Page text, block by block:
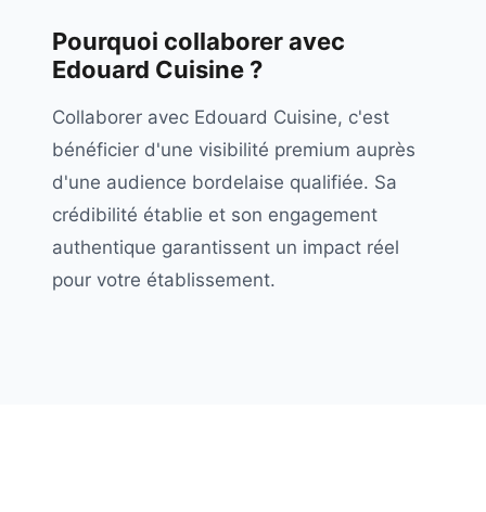
Pourquoi collaborer avec
Edouard Cuisine ?
Collaborer avec Edouard Cuisine, c'est
bénéficier d'une visibilité premium auprès
d'une audience bordelaise qualifiée. Sa
crédibilité établie et son engagement
authentique garantissent un impact réel
pour votre établissement.